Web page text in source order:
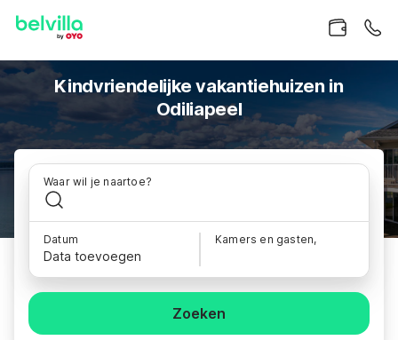
Kindvriendelijke vakantiehuizen in
Odiliapeel
Waar wil je naartoe?
Datum
Data toevoegen
Kamers en gasten,
Zoeken